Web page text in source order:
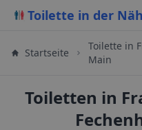
Toilette in der
Startseite
Toilette in
Main
Toiletten in